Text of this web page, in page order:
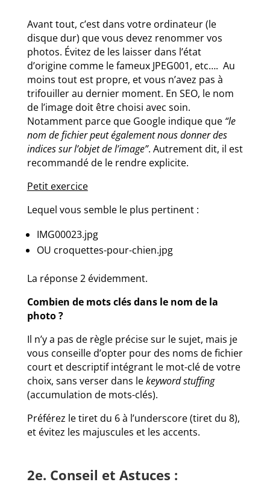
Avant tout, c’est dans votre ordinateur (le
disque dur) que vous devez renommer vos
photos. Évitez de les laisser dans l’état
d’origine comme le fameux JPEG001, etc…. Au
moins tout est propre, et vous n’avez pas à
trifouiller au dernier moment. En SEO, le nom
de l’image doit être choisi avec soin.
Notamment parce que Google indique que “le
nom de fichier peut également nous donner des
indices sur l’objet de l’image”. Autrement dit, il est
recommandé de le rendre explicite.
Petit exercice
Lequel vous semble le plus pertinent :
IMG00023.jpg
OU croquettes-pour-chien.jpg
La réponse 2 évidemment.
Combien de mots clés dans le nom de la
photo ?
Il n’y a pas de règle précise sur le sujet, mais je
vous conseille d’opter pour des noms de fichier
court et descriptif intégrant le mot-clé de votre
choix, sans verser dans lekeyword stuffing
(accumulation de mots-clés).
Préférez le tiret du 6 à l’underscore (tiret du 8),
et évitez les majuscules et les accents.
2e. Conseil et Astuces :